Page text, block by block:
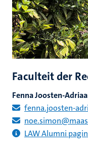
Faculteit der
Fenna Joosten-
fenna.joosten-
LAW Alumni